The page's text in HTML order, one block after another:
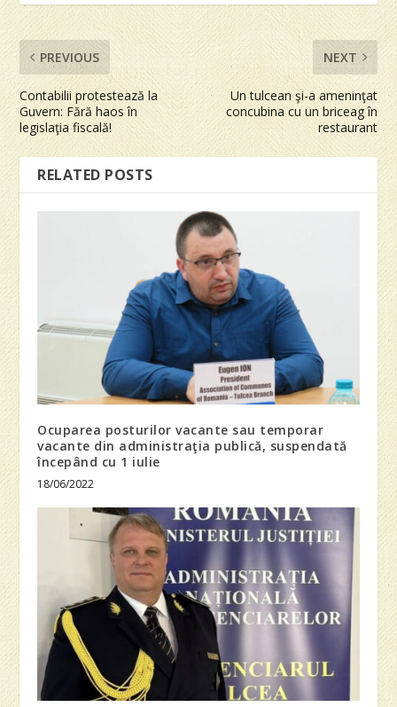
PREVIOUS
Contabilii protestează la
Guvern: Fără haos în
legislaţia fiscală!
NEXT
Un tulcean şi-a ameninţat
concubina cu un briceag în
restaurant
RELATED POSTS
Ocuparea posturilor vacante sau temporar
vacante din administraţia publică, suspendată
începând cu 1 iulie
18/06/2022